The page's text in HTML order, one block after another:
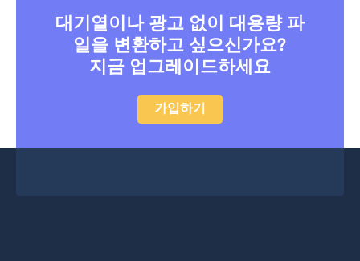
대기열이나 광고 없이 대용량 파
일을 변환하고 싶으신가요?
지금 업그레이드하세요
가입하기